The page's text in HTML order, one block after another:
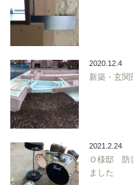
2020.12.4
新築・玄関
2021.2.24
Ｏ様邸 防
ました